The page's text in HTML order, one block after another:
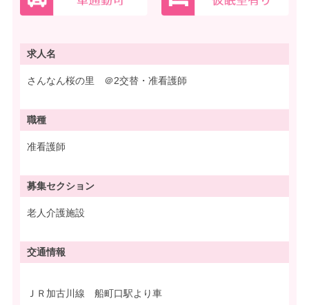
求人名
さんなん桜の里 ＠2交替・准看護師
職種
准看護師
募集セクション
老人介護施設
交通情報
ＪＲ加古川線 船町口駅より車